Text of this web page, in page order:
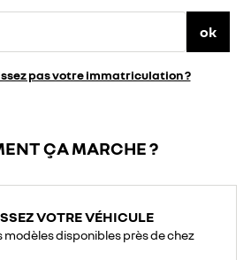
ok
pas votre immatriculation ?
ÇA MARCHE ?
VOTRE VÉHICULE
modèles disponibles près de chez